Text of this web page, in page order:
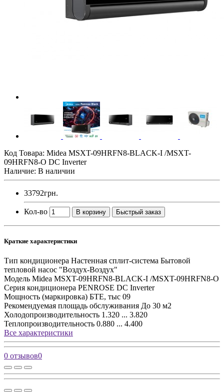
Код Товара: Midea MSXT-09HRFN8-BLACK-I /MSXT-
09HRFN8-O DC Inverter
Наличие: В наличии
33792грн.
Кол-во В корзину Быстрый заказ
Краткие характеристики
Тип кондиционера Настенная сплит-система Бытовой
тепловой насос "Воздух-Воздух"
Модель Midea MSXT-09HRFN8-BLACK-I /MSXT-09HRFN8-O
Серия кондиционера PENROSE DC Inverter
Мощность (маркировка) БТЕ, тыс 09
Рекомендуемая площадь обслуживания До 30 м2
Холодопроизводительность 1.320 ... 3.820
Теплопроизводительность 0.880 ... 4.400
Все характеристики
0 отзывов0